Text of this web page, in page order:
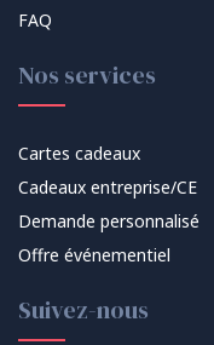
FAQ
Nos services
Cartes cadeaux
Cadeaux entreprise/CE
Demande personnalisé
Offre événementiel
Suivez-nous